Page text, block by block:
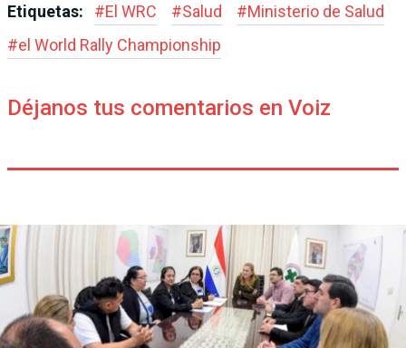
Etiquetas: #El WRC #Salud #Ministerio de Salud
#el World Rally Champions­hip
Déjanos tus comentarios en Voiz